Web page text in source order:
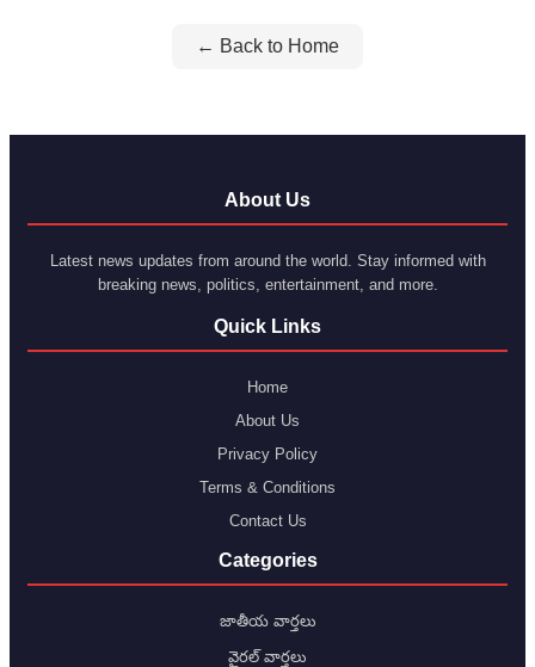
← Back to Home
About Us
Latest news updates from around the world. Stay informed with
breaking news, politics, entertainment, and more.
Quick Links
Home
About Us
Privacy Policy
Terms & Conditions
Contact Us
Categories
జాతీయ వార్తలు
వైరల్ వార్తలు